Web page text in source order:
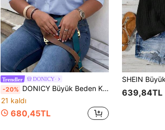
Trendler DONICY·
-20% DONICY Büyük Beden Kadın Açık Mavi Kabarık Kollu Bluz, Pamuklu Kumaş, Önden Bağlamalı Yakalı, Bol Kesim, Bahar Günlük ve Ofis Giyim İçin Uygun
21 kaldı
680,45TL
639,84TL